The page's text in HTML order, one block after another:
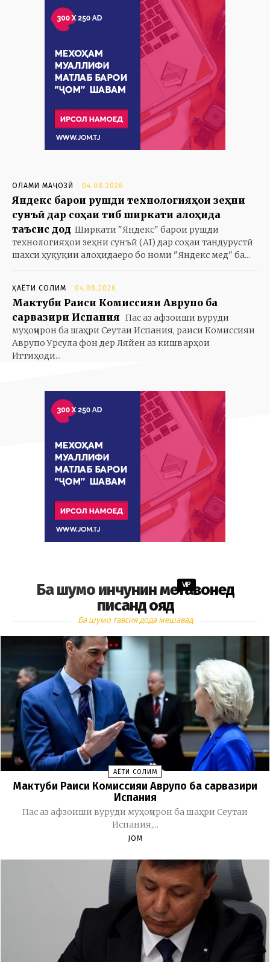
ОЛАМИ МАҶОЗӢ 04.08.2026
Яндекс барои рушди технологияҳои зеҳни
сунъӣ дар соҳаи тиб ширкати алоҳида
таъсис дод Ширкати "Яндекс" барои рушди
технологияҳои зеҳни сунъӣ (AI) дар соҳаи тандурустӣ
шахси ҳуқуқии алоҳидаеро бо номи "Яндекс мед" ба...
ҲАЁТИ СОЛИМ 04.08.2026
Мактуби Раиси Комиссияи Аврупо ба
сарвазири Испания Пас аз афзоиши вуруди
муҳоҷирон ба шаҳри Сеутаи Испания, раиси Комиссияи
Аврупо Урсула фон дер Ляйен аз кишварҳои
Иттиҳоди...
Ба шумо инчунин метавонед
писанд ояд
VIP
Ба шумо тавсия дода мешавад
ҲАЁТИ СОЛИМ
Мактуби Раиси Комиссияи Аврупо ба сарвазири
Испания
Пас аз афзоиши вуруди муҳоҷирон ба шаҳри Сеутаи
Испания,...
JOM